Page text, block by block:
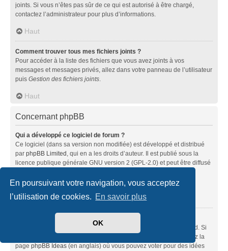
En poursuivant votre navigation, vous acceptez
l’utilisation de cookies. En savoir plus
OK
joints. Si vous n’êtes pas sûr de ce qui est autorisé à être chargé,
contactez l’administrateur pour plus d’informations.
Haut
Comment trouver tous mes fichiers joints ?
Pour accéder à la liste des fichiers que vous avez joints à vos
messages et messages privés, allez dans votre panneau de l’utilisateur
puis Gestion des fichiers joints.
Haut
Concernant phpBB
Qui a développé ce logiciel de forum ?
Ce logiciel (dans sa version non modifiée) est développé et distribué
par phpBB Limited, qui en a les droits d’auteur. Il est publié sous la
licence publique générale GNU version 2 (GPL-2.0) et peut être diffusé
À propos de phpBB» (en anglais).
Haut
Ce logiciel a été développé et mis sous licence par phpBB Limited. Si
vous pensez qu’une fonctionnalité nécessite d’être ajoutée, visitez la
page phpBB Ideas (en anglais) où vous pouvez voter pour des idées